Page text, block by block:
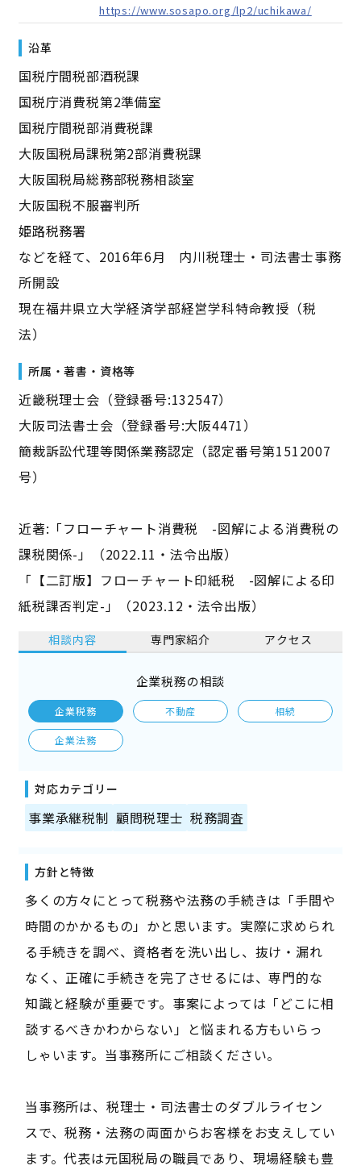
https://www.sosapo.org/lp2/uchikawa/
沿革
国税庁間税部酒税課
国税庁消費税第2準備室
国税庁間税部消費税課
大阪国税局課税第2部消費税課
大阪国税局総務部税務相談室
大阪国税不服審判所
姫路税務署
などを経て、2016年6月 内川税理士・司法書士事務
所開設
現在福井県立大学経済学部経営学科特命教授（税
法）
所属・著書・資格等
近畿税理士会（登録番号:132547）
大阪司法書士会（登録番号:大阪4471）
簡裁訴訟代理等関係業務認定（認定番号第1512007
号）
近著:「フローチャート消費税 -図解による消費税の
課税関係-」（2022.11・法令出版）
「【二訂版】フローチャート印紙税 -図解による印
紙税課否判定-」（2023.12・法令出版）
相談内容 専門家紹介 アクセス
企業税務の相談
企業税務 不動産 相続
企業法務
対応カテゴリー
事業承継税制 顧問税理士 税務調査
方針と特徴
多くの方々にとって税務や法務の手続きは「手間や
時間のかかるもの」かと思います。実際に求められ
る手続きを調べ、資格者を洗い出し、抜け・漏れ
なく、正確に手続きを完了させるには、専門的な
知識と経験が重要です。事案によっては「どこに相
談するべきかわからない」と悩まれる方もいらっ
しゃいます。当事務所にご相談ください。
当事務所は、税理士・司法書士のダブルライセン
スで、税務・法務の両面からお客様をお支えしてい
ます。代表は元国税局の職員であり、現場経験も豊